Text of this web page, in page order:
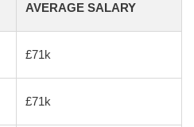
AVERAGE SALARY
£71k
£71k